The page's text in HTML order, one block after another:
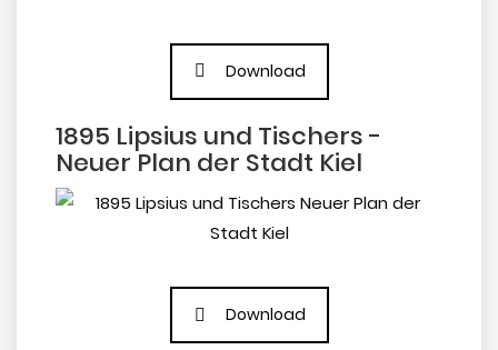
Download
1895 Lipsius und Tischers -
Neuer Plan der Stadt Kiel
Download